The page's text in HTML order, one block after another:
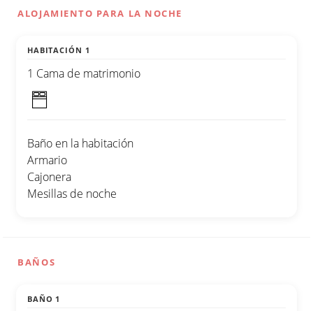
ALOJAMIENTO PARA LA NOCHE
HABITACIÓN 1
1 Cama de matrimonio
Baño en la habitación
Armario
Cajonera
Mesillas de noche
BAÑOS
BAÑO 1